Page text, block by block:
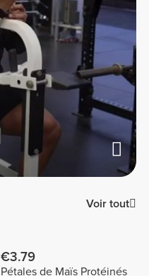
Voir tout
€3.79
Pétales de Maïs Protéinés